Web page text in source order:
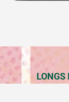
LONGS